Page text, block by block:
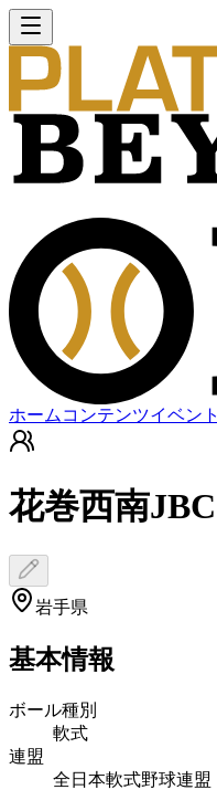
ホーム コンテンツイベント
花巻西南JBC
岩手県
基本情報
ボール種別
軟式
連盟
全日本軟式野球連盟